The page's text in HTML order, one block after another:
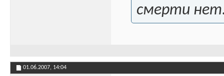
смерти
01.06.2007, 14:04